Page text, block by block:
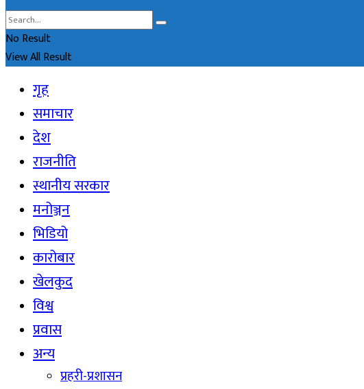
No Result
View All Result
गृह
समाचार
देश
राजनीति
स्थानीय सरकार
मनोञ्जन
भिडियो
कारोबार
खेलकुद
विश्व
प्रवास
अन्य
प्रहरी-प्रशासन